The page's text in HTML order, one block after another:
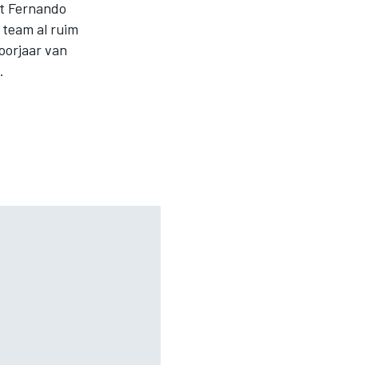
Fernando
al ruim
van